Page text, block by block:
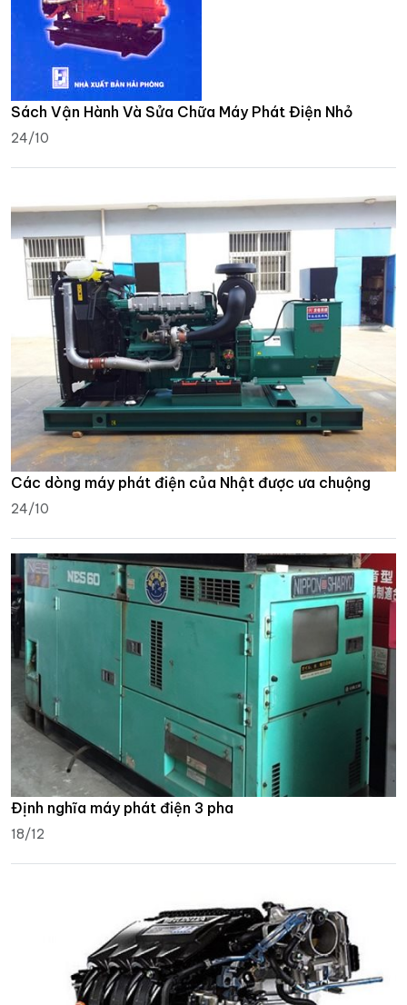
Sách Vận Hành Và Sửa Chữa Máy Phát Điện Nhỏ
24/10
Các dòng máy phát điện của Nhật được ưa chuộng
24/10
Định nghĩa máy phát điện 3 pha
18/12